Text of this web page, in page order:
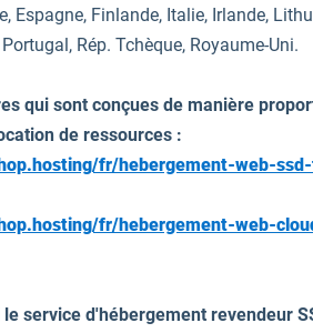
Espagne, Finlande, Italie, Irlande,
Rép. Tchèque, Royaume-Uni.
qui sont conçues de manière
de ressources :
fr/hebergement-web-
fr/hebergement-web-
service d'hébergement revendeur